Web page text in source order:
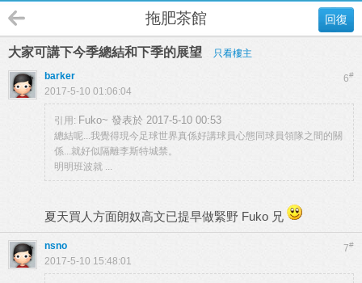
回復
拖肥茶館
大家可講下今季總結和下季的展望 只看樓主
6#
barker
2017-5-10 01:06:04
引用: Fuko~ 發表於 2017-5-10 00:53
總結呢...我覺得現今足球世界真係好講球員心態同球員領隊之間的關
係...就好似隔離李斯特城禁。
明明班波就 ...
夏天買人方面朗奴高文已提早做緊野 Fuko 兄
7#
nsno
2017-5-10 15:48:01